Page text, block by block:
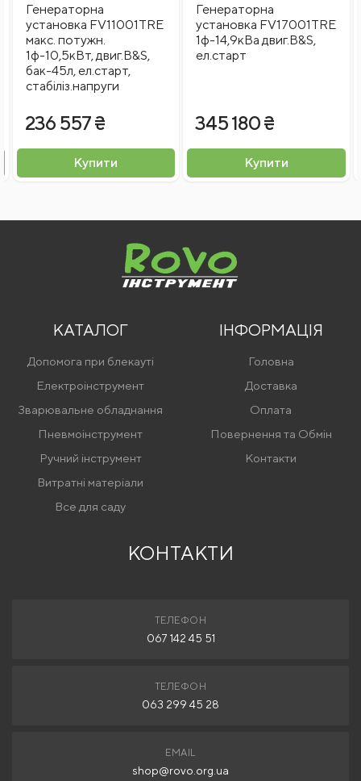
Введіть капчу
Генераторна
установка FV11001TRE
макс. потужн.
1ф-10,5кВт, двиг.B&S,
бак-45л, ел.старт,
стабіліз.напруги
236 557 ₴
Купити
Генераторна
установка FV17001TRE
1ф-14,9кВа двиг.B&S,
ел.старт
345 180 ₴
Купити
КАТАЛОГ
Допомога при блекауті
Електроінструмент
Зварювальне обладнання
Пневмоінструмент
Ручний інструмент
Витратні матеріали
Все для саду
ІНФОРМАЦІЯ
Головна
Доставка
Оплата
Повернення та Обмін
Контакти
КОНТАКТИ
ТЕЛЕФОН
067 142 45 51
ТЕЛЕФОН
063 299 45 28
EMAIL
shop@rovo.org.ua